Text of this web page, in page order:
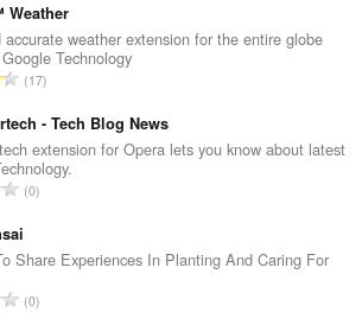
y
s
a
y
ı
s
ı
:
p
l
a
m
y
s
a
y
ı
s
:
Weather
weather extension for the entire globe
Technology
T
p
l
a
m
y
s
a
y
17
- Tech Blog News
extension for Opera lets you know about latest
T
p
l
m
0
Share Experiences In Planting And Caring For
T0